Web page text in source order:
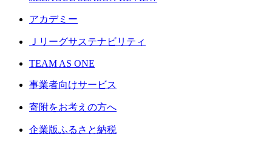
アカデミー
Ｊリーグサステナビリティ
TEAM AS ONE
事業者向けサービス
寄附をお考えの方へ
企業版ふるさと納税